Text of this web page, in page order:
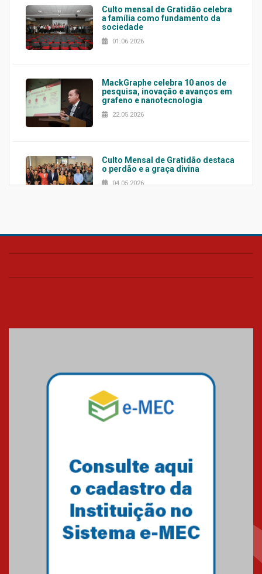
Culto mensal de Gratidão celebra
a família como fundamento da
sociedade
01.06.2026
MackGraphe celebra 10 anos de
pesquisa, inovação e avanços em
grafeno e nanotecnologia
22.05.2026
Culto Mensal de Gratidão destaca
o perdão e a graça divina
04.05.2026
Confira como foi o culto mensal
Mackenzie mobiliza campanha
solidária para apoiar famílias em
Minas Gerais
Primeiro culto do ano ressalta o
27.02.2026